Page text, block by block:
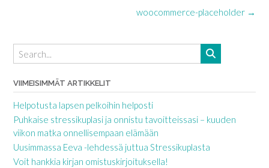
woocommerce-placeholder →
VIIMEISIMMÄT ARTIKKELIT
Helpotusta lapsen pelkoihin helposti
Puhkaise stressikuplasi ja onnistu tavoitteissasi – kuuden
viikon matka onnellisempaan elämään
Uusimmassa Eeva -lehdessä juttua Stressikuplasta
Voit hankkia kirjan omistuskirjoituksella!